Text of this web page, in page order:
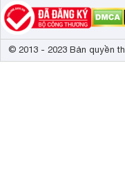
© 2013 - 2023 Bản quyền